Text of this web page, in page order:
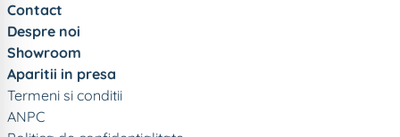
Contact
Despre noi
Showroom
Aparitii in presa
Termeni si conditii
ANPC